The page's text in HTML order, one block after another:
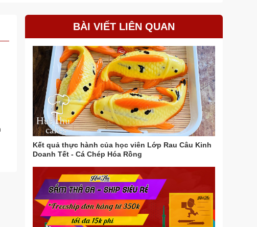
BÀI VIẾT LIÊN QUAN
Kết quả thực hành của học viên Lớp Rau Câu Kinh
Doanh Tết - Cá Chép Hóa Rồng